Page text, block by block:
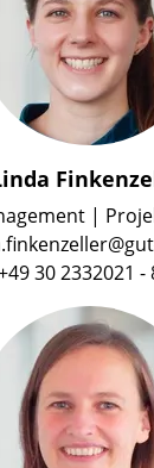
|
30 2332021 -